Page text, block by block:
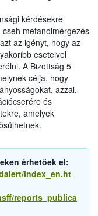
kérdésekre
metanolmérgezés
az igényt, hogy az
eseteivel
A Bizottság 5
célja, hogy
azzal,
és
amelyek
érhetőek el:
index_en.ht
reports_publica